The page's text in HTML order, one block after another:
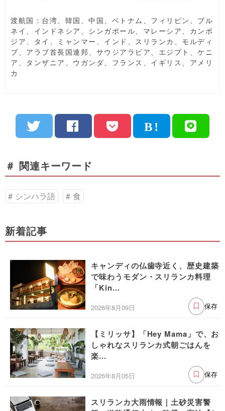
渡航国：台湾、韓国、中国、ベトナム、フィリピン、ブル
ネイ、インドネシア、シンガポール、マレーシア、カンボ
ジア、タイ、ミャンマー、インド、スリランカ、モルディ
ブ、アラブ首長国連邦、サウジアラビア、エジプト、ケニ
ア、タンザニア、ウガンダ、フランス、イギリス、アメリ
カ
＃ 関連キーワード
シンハラ語 食
新着記事
キャンディの仏歯寺近く、歴史建築
で味わうモダン・スリランカ料理
「Kin...
2026年8月09日 保存
【ミリッサ】「Hey Mama」で、お
しゃれなスリランカ式朝ごはんを
楽...
2026年8月05日 保存
スリランカ大雨情報｜土砂災害警